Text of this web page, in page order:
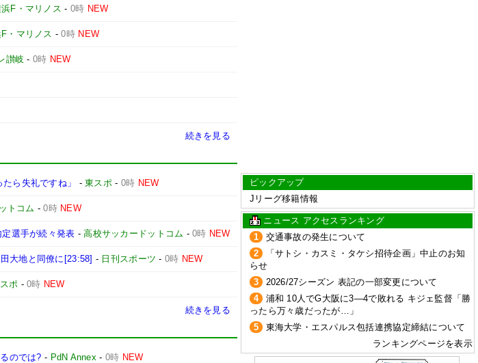
F・マリノス - 0時 NEW
・マリノス -0時 NEW
讃岐 - 0時 NEW
続きを見る
ら失礼ですね」 -東スポ- 0時 NEW
トコム -0時 NEW
選手が続々発表 -高校サッカードットコム -0時 NEW
大地と同僚に[23:58] - 日刊スポーツ - 0時 NEW
ポ -0時 NEW
続きを見る
のでは? - PdN Annex- 0時 NEW
ピックアップ
Jリーグ移籍情報
ニュース アクセスランキング
1
交通事故の発生について
2
「サトシ・カスミ・タケシ招待企画」中止のお知
らせ
3
2026/27シーズン 表記の一部変更について
4
浦和 10人でG大阪に3―4で敗れる キジェ監督「勝
ったら万々歳だったが…」
5
東海大学・エスパルス包括連携協定締結について
ランキングページを表示